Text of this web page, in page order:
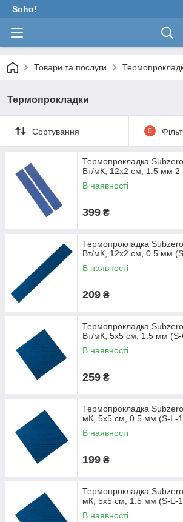
Soho!
Товари та послуги
Термопрокладки
Сортування 0
Термопрокладка
Вт/мК, 12х2 см, 1.5 мм 2
В наявності
399 ₴
Термопрокладка
Вт/мК, 12х2 см, 0.5 мм
В наявності
209 ₴
Термопрокладка
Вт/мК, 5х5 см, 1.5 мм
В наявності
259 ₴
Термопрокладка
мК, 5х5 см, 0.5 мм (S-L-
В наявності
199 ₴
Термопрокладка
мК, 5х5 см, 1.5 мм (S-L-
В наявності